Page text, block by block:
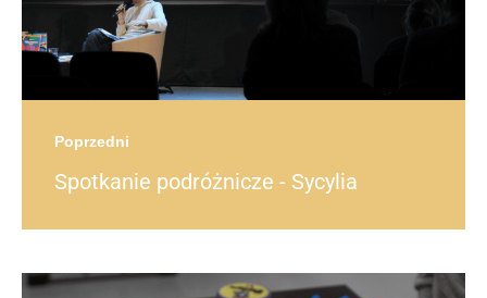
Poprzedni
Spotkanie podróżnicze - Sycylia